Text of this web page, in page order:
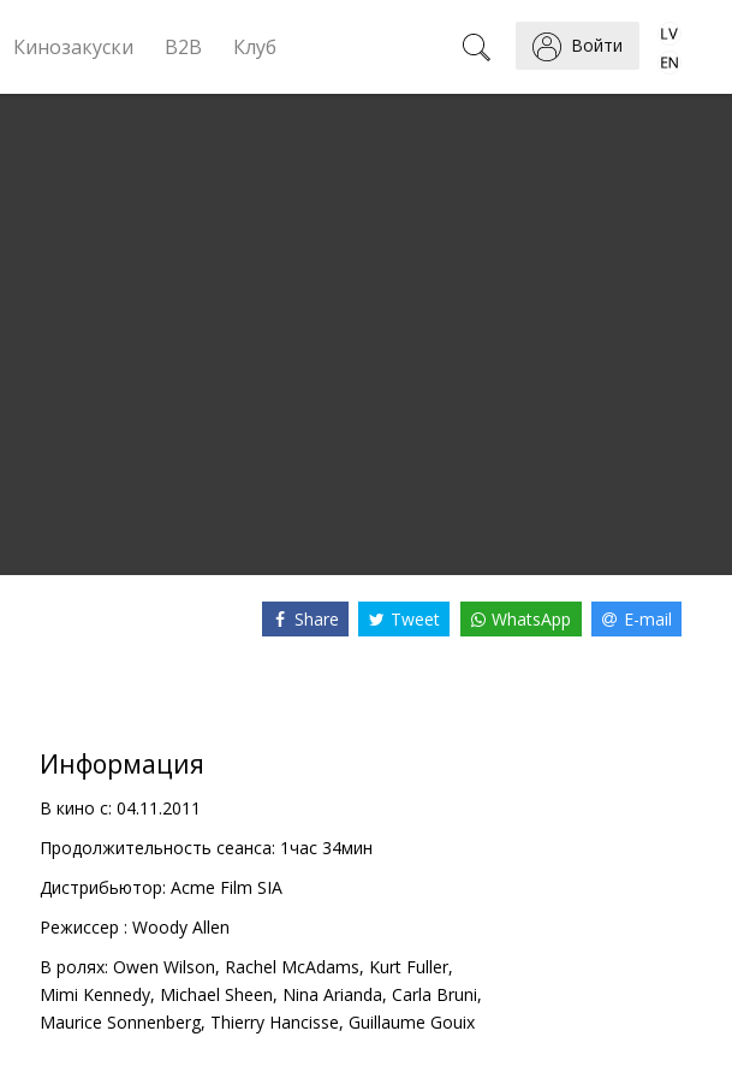
Кинозакуски B2B Клуб Войти
Share Tweet WhatsApp E-mail
Информация
В кино с: 04.11.2011
Продолжительность сеанса: 1час 34мин
Дистрибьютор: Acme Film SIA
Pежиссер : Woody Allen
В ролях: Owen Wilson, Rachel McAdams, Kurt Fuller,
Mimi Kennedy, Michael Sheen, Nina Arianda, Carla Bruni,
Maurice Sonnenberg, Thierry Hancisse, Guillaume Gouix